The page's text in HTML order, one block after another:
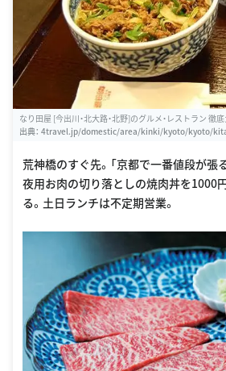
なり田屋 [今出川・北大路・北野]のグルメ・レストラン 徹
出典： 4travel.jp/domestic/area/kinki/kyoto/kyoto/
荒神橋のすぐ先。「京都で一番値段が張
夜用お肉の切り落としの焼肉丼を1000
る。土日ランチは不定期営業。